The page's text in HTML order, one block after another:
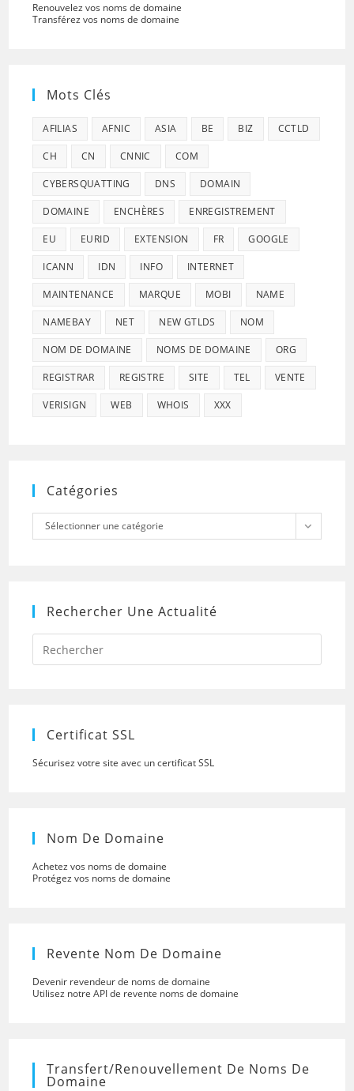
Renouvelez vos noms de domaine
Transférez vos noms de domaine
Mots Clés
AFILIAS AFNIC ASIA BE BIZ CCTLD
CH CN CNNIC COM
CYBERSQUATTING DNS DOMAIN
DOMAINE ENCHÈRES ENREGISTREMENT
EU EURID EXTENSION FR GOOGLE
ICANN IDN INFO INTERNET
MAINTENANCE MARQUE MOBI NAME
NAMEBAY NET NEW GTLDS NOM
NOM DE DOMAINE NOMS DE DOMAINE ORG
REGISTRAR REGISTRE SITE TEL VENTE
VERISIGN WEB WHOIS XXX
Catégories
Catégories
Sélectionner une catégorie
Rechercher Une Actualité
Press
to
Certificat SSL
Sécurisez votre site avec un certificat SSL
Nom De Domaine
Achetez vos noms de domaine
Protégez vos noms de domaine
Revente Nom De Domaine
Devenir revendeur de noms de domaine
Utilisez notre API de revente noms de domaine
Transfert/renouvellement De Noms De
Domaine